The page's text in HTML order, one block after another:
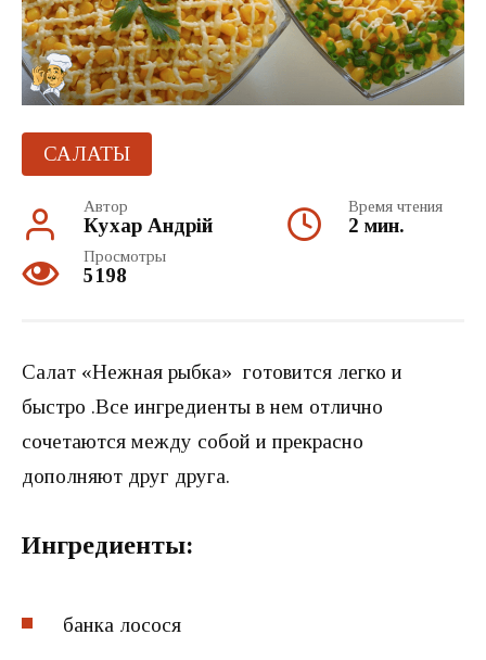
САЛАТЫ
Автор
Кухар Андрій
Время чтения
2 мин.
Просмотры
5198
Салат «Нежная рыбка» готовится легко и
быстро .Все ингредиенты в нем отлично
сочетаются между собой и прекрасно
дополняют друг друга.
Ингредиенты:
банка лосося